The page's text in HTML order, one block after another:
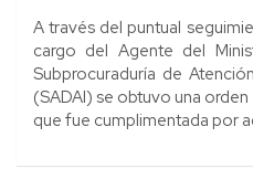
A través del puntual
cargo del Agente del
Subprocuraduría de
(SADAI) se obtuvo una
que fue cumplimentada por